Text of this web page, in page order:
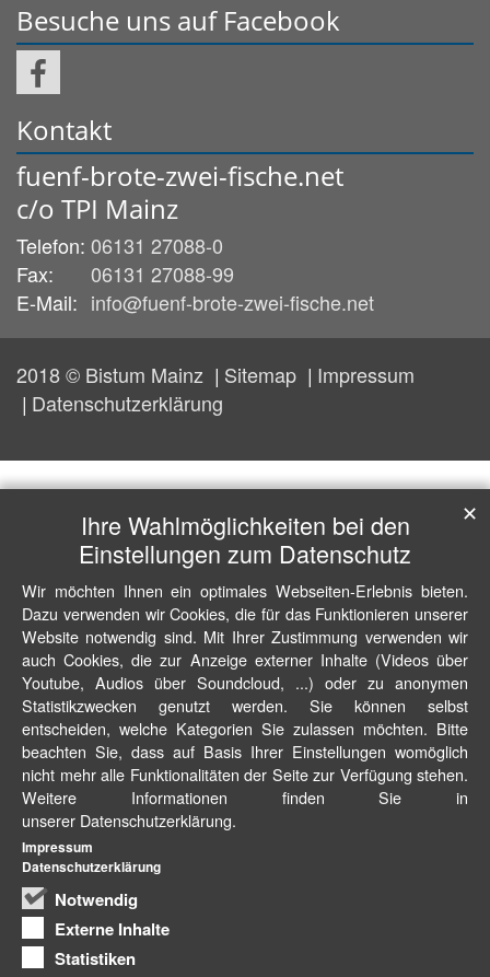
Besuche uns auf Facebook
Kontakt
fuenf-brote-zwei-fische.net
c/o TPI Mainz
Telefon: 06131 27088-0
Fax:
06131 27088-99
E-Mail: info@fuenf-brote-zwei-fische.net
2018 © Bistum Mainz Sitemap
Impressum
Datenschutzerklärung
Ihre Wahlmöglichkeiten bei den
Einstellungen zum Datenschutz
Wir möchten Ihnen ein optimales Webseiten-Erlebnis bieten.
Dazu verwenden wir Cookies, die für das Funktionieren unserer
Website notwendig sind. Mit Ihrer Zustimmung verwenden wir
auch Cookies, die zur Anzeige externer Inhalte (Videos über
Youtube, Audios über Soundcloud, ...) oder zu anonymen
Statistikzwecken genutzt werden. Sie können selbst
entscheiden, welche Kategorien Sie zulassen möchten. Bitte
beachten Sie, dass auf Basis Ihrer Einstellungen womöglich
nicht mehr alle Funktionalitäten der Seite zur Verfügung stehen.
Weitere Informationen finden Sie in
unserer Datenschutzerklärung.
Notwendig
Externe Inhalte
Statistiken
✕
Impressum
Datenschutzerklärung